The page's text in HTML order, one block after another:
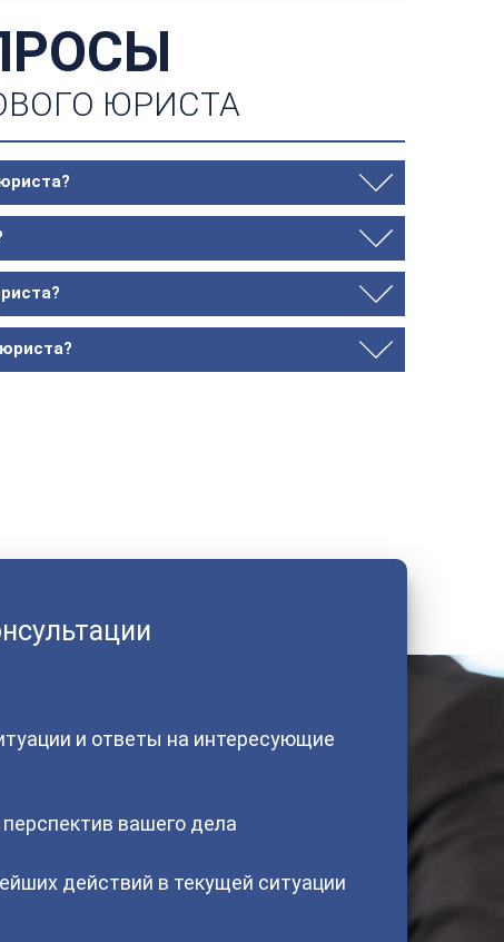
ЮРИСТА
и ответы на интересующие
вашего дела
действий в текущей ситуации